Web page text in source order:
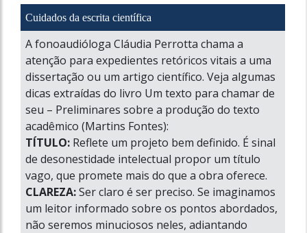
Cuidados da escrita científica
A fonoaudióloga Cláudia Perrotta chama a
atenção para expedientes retóricos vitais a uma
dissertação ou um artigo científico. Veja algumas
dicas extraídas do livro Um texto para chamar de
seu – Preliminares sobre a produção do texto
acadêmico (Martins Fontes):
TÍTULO: Reflete um projeto bem definido. É sinal
de desonestidade intelectual propor um título
vago, que promete mais do que a obra oferece.
CLAREZA:Ser claro é ser preciso. Se imaginamos
um leitor informado sobre os pontos abordados,
não seremos minuciosos neles, adiantando